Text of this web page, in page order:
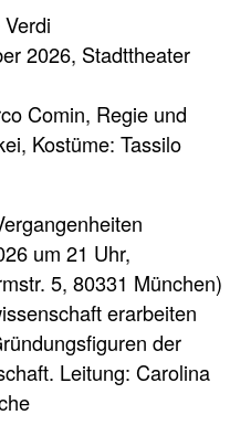
2026, Stadttheater
Comin, Regie und
Kostüme: Tassilo
um 21 Uhr,
5, 80331 München)
erarbeiten
der
Leitung: Carolina